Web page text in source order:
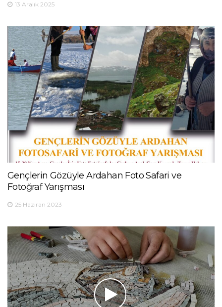
13 Aralık 2025
Gençlerin Gözüyle Ardahan Foto Safari ve
Fotoğraf Yarışması
25 Haziran 2023